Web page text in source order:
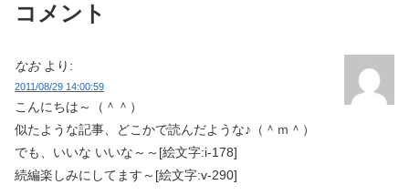
コメント
なお より:
2011/08/29 14:00:59
こんにちは～（＾＾）
似たような記事、どこかで読んだような♪（＾ｍ＾）
でも、いいな いいな～～[絵文字:i-178]
続編楽しみにしてます～[絵文字:v-290]